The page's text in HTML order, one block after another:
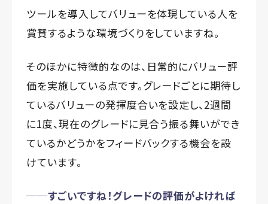
ツールを導入してバリューを体現している人を
賞賛するような環境づくりをしていますね。
そのほかに特徴的なのは、日常的にバリュー評
価を実施している点です。グレードごとに期待し
ているバリューの発揮度合いを設定し、2週間
に1度、現在のグレードに見合う振る舞いができ
ているかどうかをフィードバックする機会を設
けています。
──すごいですね！グレードの評価がよければ